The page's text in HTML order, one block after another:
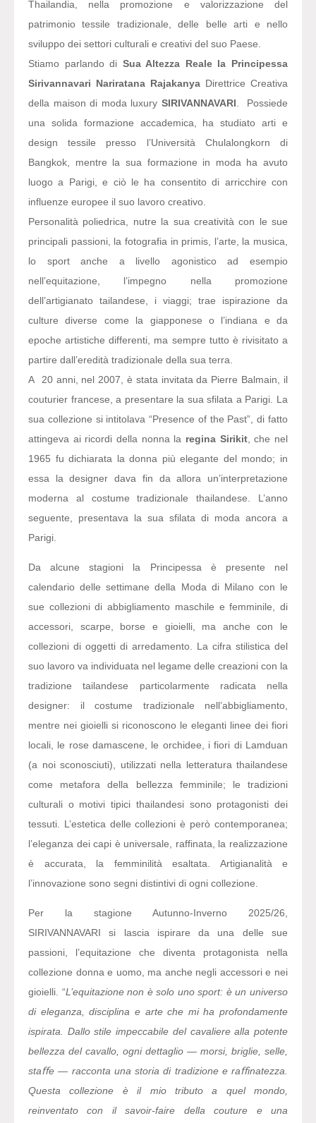
Thailandia, nella promozione e valorizzazione del
patrimonio tessile tradizionale, delle belle arti e nello
sviluppo dei settori culturali e creativi del suo Paese.
Stiamo parlando di Sua Altezza Reale la Principessa
Sirivannavari Nariratana Rajakanya Direttrice Creativa
della maison di moda luxury SIRIVANNAVARI . Possiede
una solida formazione accademica, ha studiato arti e
design tessile presso l’Università Chulalongkorn di
Bangkok, mentre la sua formazione in moda ha avuto
luogo a Parigi, e ciò le ha consentito di arricchire con
influenze europee il suo lavoro creativo.
Personalità poliedrica, nutre la sua creatività con le sue
principali passioni, la fotografia in primis, l’arte, la musica,
lo sport anche a livello agonistico ad esempio
nell’equitazione, l’impegno nella promozione
dell’artigianato tailandese, i viaggi; trae ispirazione da
culture diverse come la giapponese o l’indiana e da
epoche artistiche differenti, ma sempre tutto è rivisitato a
partire dall’eredità tradizionale della sua terra.
A 20 anni, nel 2007, è stata invitata da Pierre Balmain, il
couturier francese, a presentare la sua sfilata a Parigi. La
sua collezione si intitolava “Presence of the Past”, di fatto
attingeva ai ricordi della nonna la regina Sirikit, che nel
1965 fu dichiarata la donna più elegante del mondo; in
essa la designer dava fin da allora un’interpretazione
moderna al costume tradizionale thailandese. L’anno
seguente, presentava la sua sfilata di moda ancora a
Parigi.
Da alcune stagioni la Principessa è presente nel
calendario delle settimane della Moda di Milano con le
sue collezioni di abbigliamento maschile e femminile, di
accessori, scarpe, borse e gioielli, ma anche con le
collezioni di oggetti di arredamento. La cifra stilistica del
suo lavoro va individuata nel legame delle creazioni con la
tradizione tailandese particolarmente radicata nella
designer: il costume tradizionale nell’abbigliamento,
mentre nei gioielli si riconoscono le eleganti linee dei fiori
locali, le rose damascene, le orchidee, i fiori di Lamduan
(a noi sconosciuti), utilizzati nella letteratura thailandese
come metafora della bellezza femminile; le tradizioni
culturali o motivi tipici thailandesi sono protagonisti dei
tessuti. L’estetica delle collezioni è però contemporanea;
l’eleganza dei capi è universale, raffinata, la realizzazione
è accurata, la femminilità esaltata. Artigianalità e
l’innovazione sono segni distintivi di ogni collezione.
Per la stagione Autunno-Inverno 2025/26,
SIRIVANNAVARI
si lascia ispirare da una delle sue
passioni, l’equitazione che diventa protagonista nella
collezione donna e uomo, ma anche negli accessori e nei
gioielli. “L’equitazione non è solo uno sport: è un universo
di eleganza, disciplina e arte che mi ha profondamente
ispirata. Dallo stile impeccabile del cavaliere alla potente
bellezza del cavallo, ogni dettaglio — morsi, briglie, selle,
staﬀe— racconta una storia di tradizione e raﬀinatezza.
Questa collezione è il mio tributo a quel mondo,
reinventato con il savoir-faire della couture e una